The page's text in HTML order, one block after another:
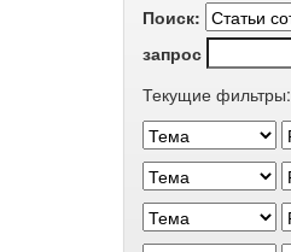
Поиск:
запрос
Текущие фильтры: